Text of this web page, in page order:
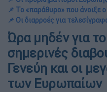
📌 Το «παράθυρο» που άνοιξε
📌 Οι διαρροές για
Ώρα μηδέν για
σημερινές
Γενεύη και οι
των Ευρωπαίων